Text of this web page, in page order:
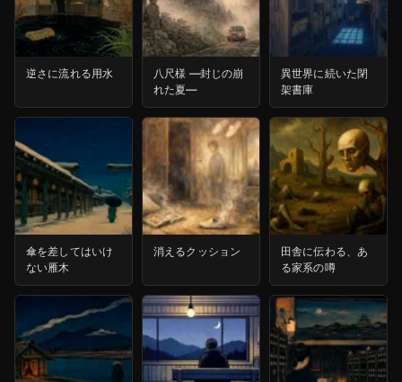
逆さに流れる用水
八尺様 ―封じの崩
れた夏―
異世界に続いた閉
架書庫
傘を差してはいけ
ない雁木
消えるクッション
田舎に伝わる、あ
る家系の噂